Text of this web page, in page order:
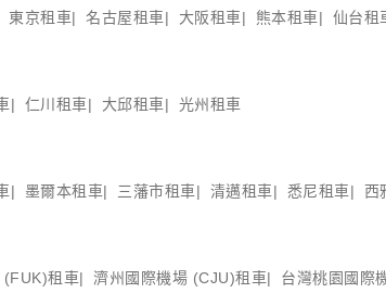
東京租車 名古屋租車 大阪租車 熊本租車 仙台租
仁川租車 大邱租車 光州租車
墨爾本租車 三藩市租車 清邁租車 悉尼租車 西
(FUK)租車 濟州國際機場 (CJU)租車 台灣桃園國際